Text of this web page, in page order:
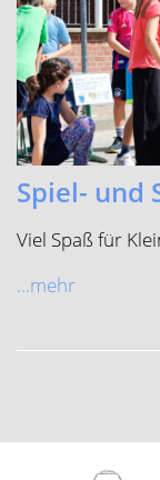
Spiel- und
Viel Spaß für
...mehr